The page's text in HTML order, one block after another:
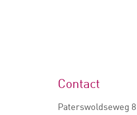
Contact
Paterswoldseweg